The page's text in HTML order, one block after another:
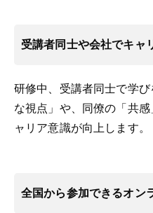
受講者同士や会社でキャ
研修中、受講者同士で学
な視点」や、同僚の「共
ャリア意識が向上します。
全国から参加できるオン